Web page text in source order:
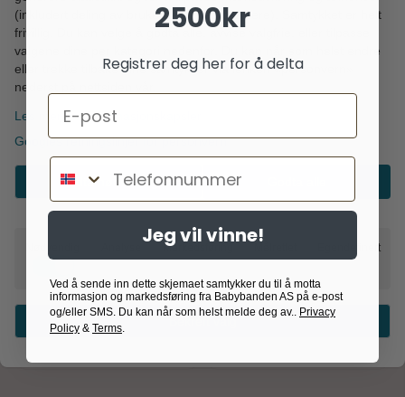
Bruse, Vinterpakke 5-
4.845,- 1.899,-
På lager
Bruse, Vinterpakke 5-
10 år Rosa
4.845,- 1.899,-
På lager
(inkludert deling av brukerdata med partnere). Samtykket er helt
frivillig. Du kan velge å godta alle, avvise valgfrie, eller tilpasse
valgene dine per kategori nedenfor. Du kan når som helst endre
eller trekke tilbake dine samtykker via lenken «personvern»
nederst på nettsiden vår.
Les mer om informasjonskapsler
Googles retningslinjer for personvern
Godta nødvendig
Markedsføring Egendefinert
Bekreft valg
2500kr
Registrer deg her for å delta
Email
Telefonnummer
Jeg vil vinne!
Ved å sende inn dette skjemaet samtykker du til å motta
informasjon og markedsføring fra Babybanden AS på e-post
og/eller SMS. Du kan når som helst melde deg av.. Privacy
Policy & Terms.